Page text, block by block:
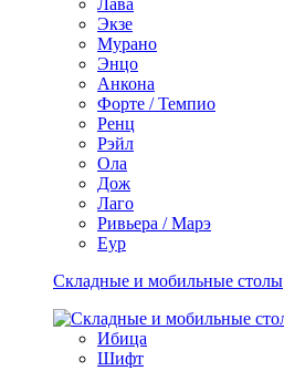
Лава
Экзе
Мурано
Энцо
Анкона
Форте / Темпио
Ренц
Рэйл
Ола
Дож
Лаго
Ривьера / Марэ
Еур
Складные и мобильные столы
Ибица
Шифт